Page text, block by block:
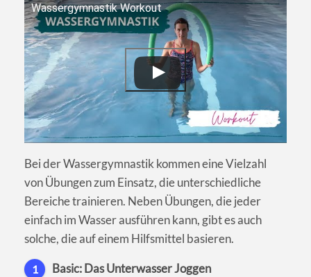
Wassergymnastik Workout
Bei der Wassergymnastik kommen eine Vielzahl
von Übungen zum Einsatz, die unterschiedliche
Bereiche trainieren. Neben Übungen, die jeder
einfach im Wasser ausführen kann, gibt es auch
solche, die auf einem Hilfsmittel basieren.
1 Basic: Das Unterwasser Joggen